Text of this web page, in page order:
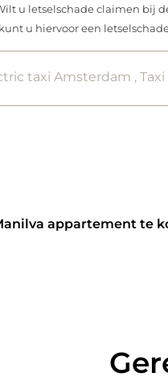
u letselschade claimen bij
u hiervoor een
taxi Amsterdam ,
appartement te